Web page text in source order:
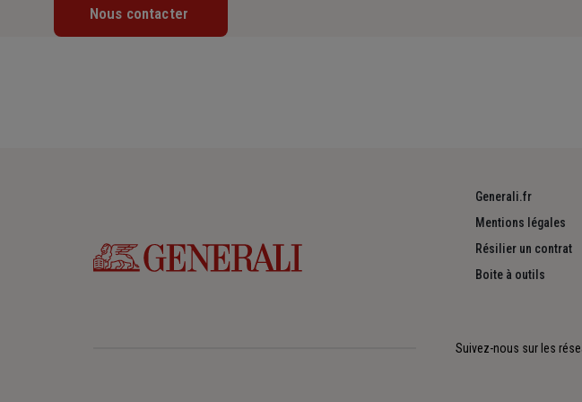
Mardi : 09h – 12h
Nous contacter
Generali.fr
Mentions légales
Résilier un contrat
Boite à outils
Suivez-nous sur les